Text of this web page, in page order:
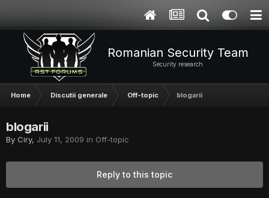
Romanian Security Team
Security research
Home Discutii generale Off-topic blogarii
blogarii
By Ciry, July 11, 2009 in Off-topic
Reply to this topic